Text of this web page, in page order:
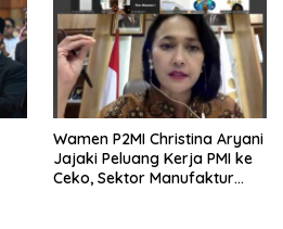
Wamen P2MI Christina Aryani
Jajaki Peluang Kerja PMI ke
Ceko, Sektor Manufaktur